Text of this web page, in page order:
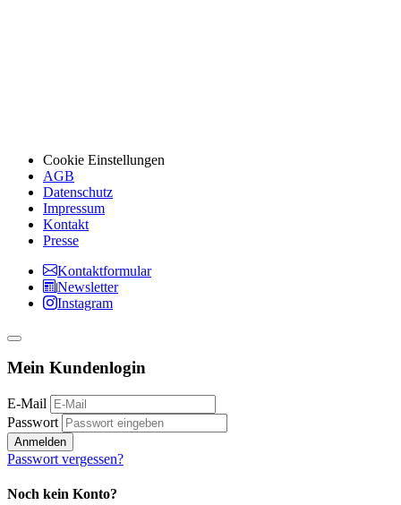
Cookie Einstellungen
AGB
Datenschutz
Impressum
Kontakt
Presse
Kontaktformular
Newsletter
Instagram
Mein Kundenlogin
E-Mail
Passwort
Anmelden
Passwort vergessen?
Noch kein Konto?